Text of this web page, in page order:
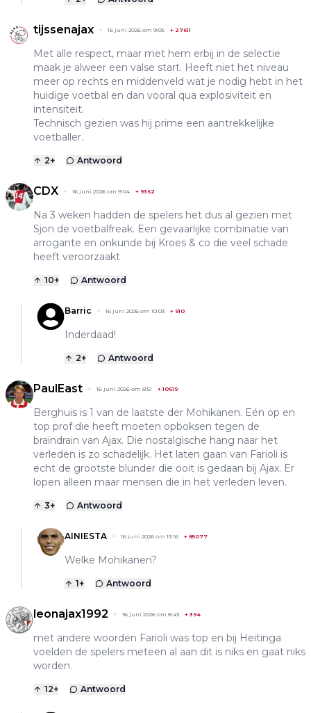
tijssenajax 16 juni 2026 om 9:05 + 27611
Met alle respect, maar met hem erbij in de selectie
maak je alweer een valse start. Heeft niet het niveau
meer op rechts en middenveld wat je nodig hebt in het
huidige voetbal en dan vooral qua explosiviteit en
intensiteit.
Technisch gezien was hij prime een aantrekkelijke
voetballer.
2+ Antwoord
CDX 16 juni 2026 om 9:04 + 9362
Na 3 weken hadden de spelers het dus al gezien met
Sjon de voetbalfreak. Een gevaarlijke combinatie van
arrogante en onkunde bij Kroes & co die veel schade
heeft veroorzaakt
10+ Antwoord
Barric 16 juni 2026 om 10:03 + 910
Inderdaad!
2+ Antwoord
PaulEast 16 juni 2026 om 8:51 +10619
Berghuis is 1 van de laatste der Mohikanen. Eén op en
top prof die heeft moeten opboksen tegen de
braindrain van Ajax. Die nostalgische hang naar het
verleden is zo schadelijk. Het laten gaan van Farioli is
echt de grootste blunder die ooit is gedaan bij Ajax. Er
lopen alleen maar mensen die in het verleden leven.
3+ Antwoord
AINIESTA 16 juni 2026 om 13:16 + 85077
Welke Mohikanen?
1+ Antwoord
leonajax1992 16 juni 2026 om 8:43 + 394
met andere woorden Farioli was top en bij Heitinga
voelden de spelers meteen al aan dit is niks en gaat niks
worden.
12+ Antwoord